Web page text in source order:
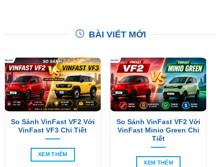
BÀI VIẾT MỚI
So Sánh VinFast VF2 Với
VinFast VF3 Chi Tiết
XEM THÊM
So Sánh VinFast VF2 Với
VinFast Minio Green Chi
Tiết
XEM THÊM